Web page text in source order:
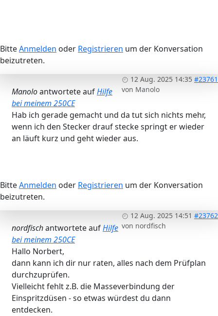
BitteAnmelden oder Registrieren um der Konversation
beizutreten.
12 Aug. 2025 14:35 #23761
von Manolo
Manoloantwortete aufHilfe
bei meinem 250CE
Hab ich gerade gemacht und da tut sich nichts mehr,
wenn ich den Stecker drauf stecke springt er wieder
an läuft kurz und geht wieder aus.
BitteAnmelden oder Registrieren um der Konversation
beizutreten.
12 Aug. 2025 14:51 #23762
von nordfisch
nordfischantwortete aufHilfe
bei meinem 250CE
Hallo Norbert,
dann kann ich dir nur raten, alles nach dem Prüfplan
durchzuprüfen.
Vielleicht fehlt z.B. die Masseverbindung der
Einspritzdüsen - so etwas würdest du dann
entdecken.